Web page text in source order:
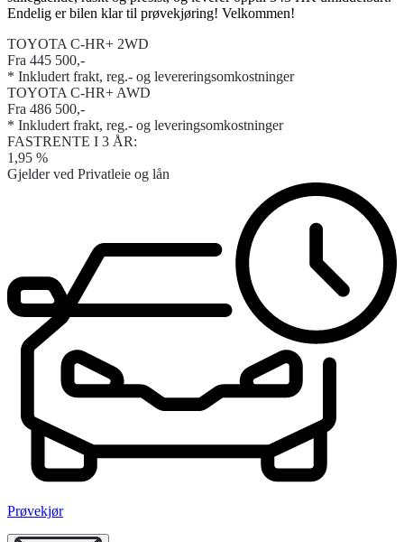
Endelig er bilen klar til prøvekjøring! Velkommen!
TOYOTA C-HR+ 2WD
Fra 445 500,-
* Inkludert frakt, reg.- og levereringsomkostninger
TOYOTA C-HR+ AWD
Fra 486 500,-
* Inkludert frakt, reg.- og leveringsomkostninger
FASTRENTE I 3 ÅR:
1,95 %
Gjelder ved Privatleie og lån
Prøvekjør